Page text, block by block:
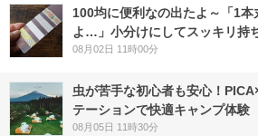
100均に便利なの出たよ～「1
よ…」小分けにしてスッキリ持
08月02日 11時00分
虫が苦手な初心者も安心！
テーションで快適キャンプ体験
08月05日 11時30分